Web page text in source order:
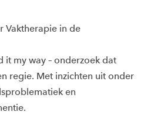
Vaktherapie in de
it my way – onderzoek dat
regie. Met inzichten uit onder
en